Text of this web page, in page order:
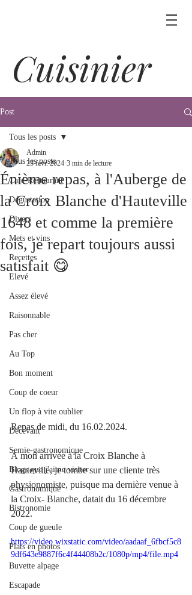
Cuisinier
Post
Tous les posts
Café-Restaurant
Dégustation
Divers
Mets et vins
Recettes
Elevé
Assez élevé
Raisonnable
Pas cher
Au Top
Bon moment
Coup de coeur
Un flop à vite oublier
Décevant
Semie-gastronomique
Blogs que j'aime visiter
Gastronomique
Bistronomie
Coup de gueule
Plats en photos
Buvette alpage
Escapade
Tous les posts
Énième repas, à l'Auberge de
la Croix Blanche d'Hauteville
1648 et comme la première
fois, je repart toujours aussi
satisfait 😋
Admin
23 févr. 2024 3 min de lecture
Repas de midi, du 16.02.2024.
À mon arrivée à la Croix Blanche à
Hauteville, je tombe sur une cliente très
physionomiste, puisque ma dernière venue à
la Croix- Blanche, datait du 16 décembre
2022.
https://video.wixstatic.com/video/aadaaf_6fbcf5c8
9df643e9887f6c4f44408b2c/1080p/mp4/file.mp4